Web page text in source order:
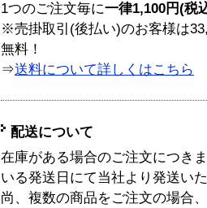
1つのご注文毎に一律1,100円(税
※売掛取引(後払い)のお客様は
無料！
⇒送料について詳しくはこちら
配送について
在庫がある場合のご注文につき
いる発送日にて当社より発送い
尚、複数の商品をご注文の場合